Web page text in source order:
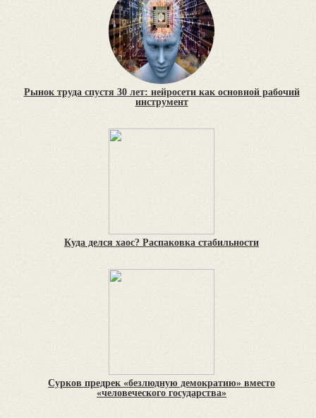
Рынок труда спустя 30 лет: нейросети как основной рабочий
инструмент
Куда делся хаос? Распаковка стабильности
Сурков предрек «безлюдную демократию» вместо
«человеческого государства»